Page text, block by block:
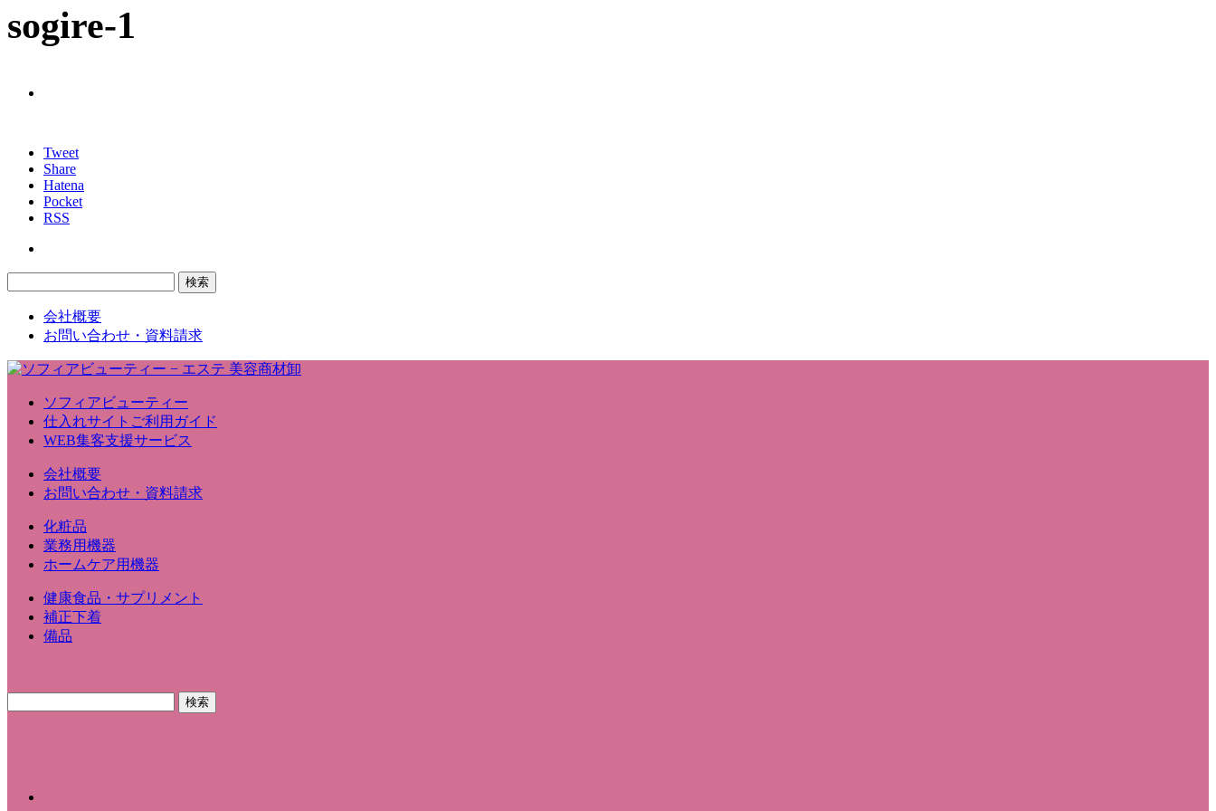
sogire-1
Tweet
Share
Hatena
Pocket
RSS
会社概要
お問い合わせ・資料請求
ソフィアビューティー
仕入れサイトご利用ガイド
WEB集客支援サービス
会社概要
お問い合わせ・資料請求
化粧品
業務用機器
ホームケア用機器
健康食品・サプリメント
補正下着
備品